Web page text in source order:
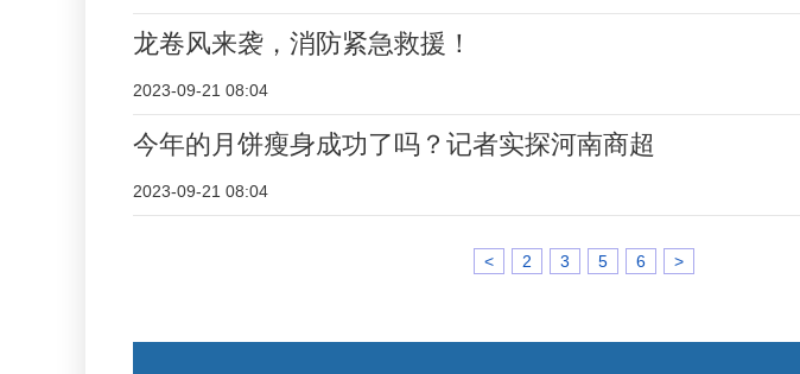
龙卷风来袭，消防紧急救援！
2023-09-21 08:04
今年的月饼瘦身成功了吗？记者实探河南商超
2023-09-21 08:04
< 2 3 5 6 >